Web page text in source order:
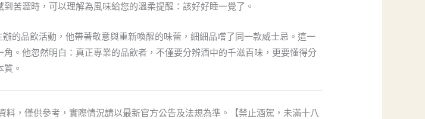
苦澀時，可以理解為風味給您的溫柔提醒：該好好睡一覺了。
的品飲活動，他帶著敬意與重新喚醒的味蕾，細細品嚐了同一款威士忌。這一
。他忽然明白：真正專業的品飲者，不僅要分辨酒中的千滋百味，更要懂得分
。
，僅供參考，實際情況請以最新官方公告及法規為準。【禁止酒駕，未滿十八